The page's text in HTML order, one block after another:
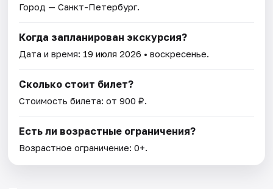
Город — Санкт-Петербург.
Когда запланирован экскурсия?
Дата и время: 19 июля 2026 • воскресенье.
Сколько стоит билет?
Стоимость билета: от 900 ₽.
Есть ли возрастные ограничения?
Возрастное ограничение: 0+.